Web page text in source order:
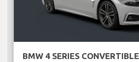
BMW 4 SERIES CONVERTIBLE